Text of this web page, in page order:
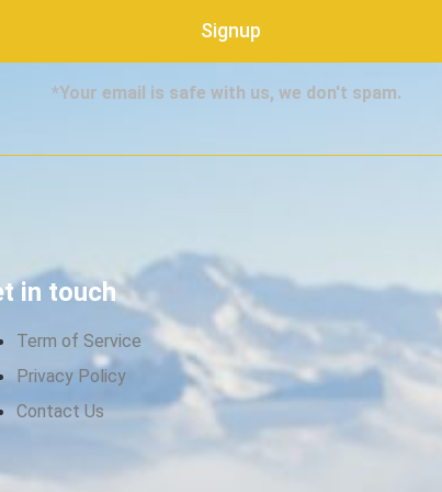
Signup
*Your email is safe with us, we don't spam.
in touch
Term of Service
Privacy Policy
Contact Us